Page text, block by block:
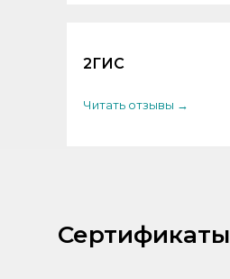
2ГИС
Читать отзывы →
Сертификаты